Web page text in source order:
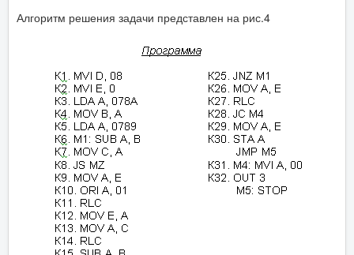
Алгоритм решения задачи представлен на рис.4